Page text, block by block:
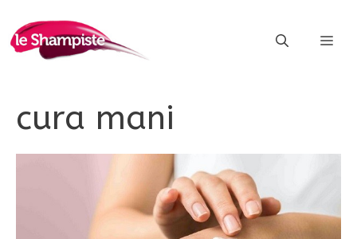
contenuto
cura mani